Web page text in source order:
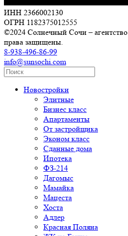
ИНН 2366002130
ОГРН 1182375012555
©2024 Солнечный Сочи –
права защищены.
8-938-496-86-99
info@sunsochi.com
Новостройки
Элитные
Бизнес класс
Апартаменты
От застройщика
Эконом класс
Сданные дома
Ипотека
ФЗ-214
Дагомыс
Мамайка
Мацеста
Хоста
Адлер
Красная Поляна